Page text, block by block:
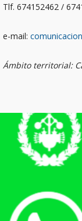
Tlf. 674152462 /
e-mail:
Ámbito territorial: